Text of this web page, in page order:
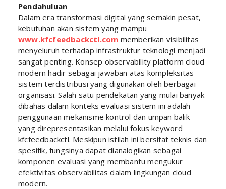
Pendahuluan
Dalam era transformasi digital yang semakin pesat,
kebutuhan akan sistem yang mampu
www.kfcfeedbackctl.com memberikan visibilitas
menyeluruh terhadap infrastruktur teknologi menjadi
sangat penting. Konsep observability platform cloud
modern hadir sebagai jawaban atas kompleksitas
sistem terdistribusi yang digunakan oleh berbagai
organisasi. Salah satu pendekatan yang mulai banyak
dibahas dalam konteks evaluasi sistem ini adalah
penggunaan mekanisme kontrol dan umpan balik
yang direpresentasikan melalui fokus keyword
kfcfeedbackctl. Meskipun istilah ini bersifat teknis dan
spesifik, fungsinya dapat dianalogikan sebagai
komponen evaluasi yang membantu mengukur
efektivitas observabilitas dalam lingkungan cloud
modern.